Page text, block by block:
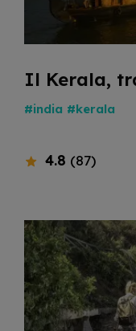
Il Kerala,
#india #kerala
4.8 (87)